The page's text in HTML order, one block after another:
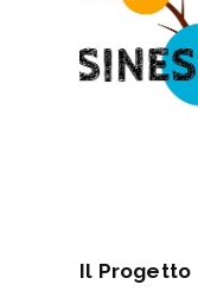
Il Progetto